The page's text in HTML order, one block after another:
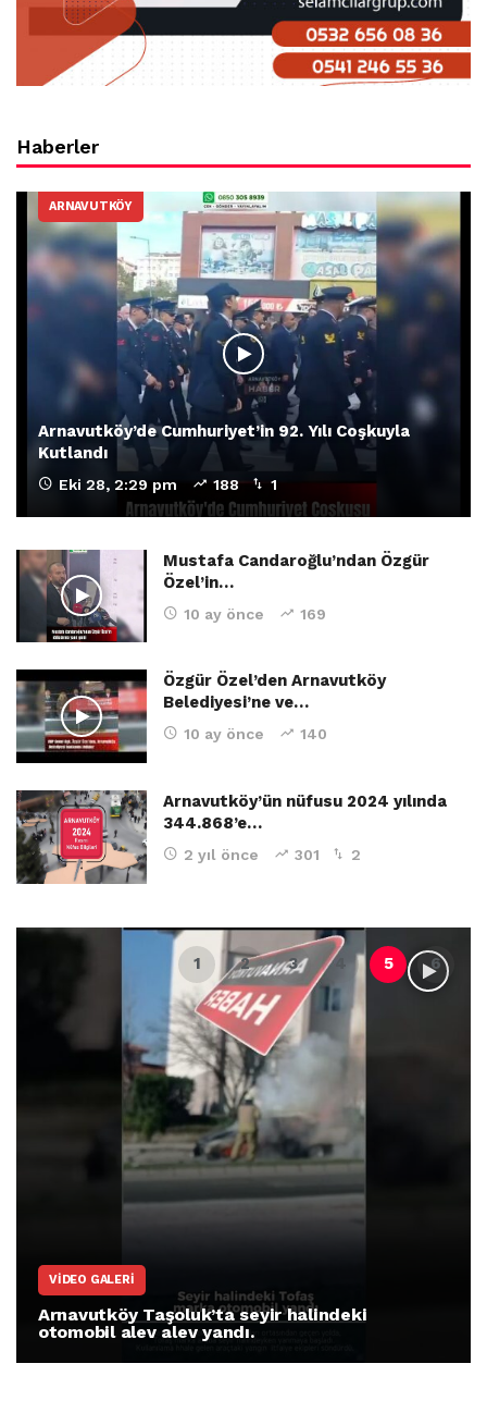
Haberler
ARNAVUTKÖY
Arnavutköy’de Cumhuriyet’in 92. Yılı Coşkuyla
Kutlandı
Eki 28, 2:29 pm 188 1
Mustafa Candaroğlu’ndan Özgür
Özel’in…
10 ay önce 169
Özgür Özel’den Arnavutköy
Belediyesi’ne ve…
10 ay önce 140
Arnavutköy’ün nüfusu 2024 yılında
344.868’e…
2 yıl önce 301 2
ARNAVUTKÖY
Arnavutköy İmrahor Mahallesi sakinleri
protesto gösterisi düzenledi